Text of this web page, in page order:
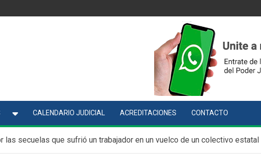
CALENDARIO JUDICIAL ACREDITACIONES CONTACTO
las secuelas que sufrió un trabajador en un vuelco de un colectivo estatal